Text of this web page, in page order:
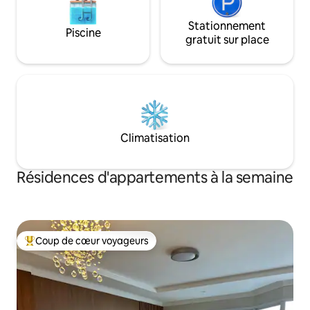
Piscine
Stationnement
gratuit sur place
Climatisation
Résidences d'appartements à la semaine
Coups de cœur voyageurs les plus appréciés
Coup de cœur voyageurs